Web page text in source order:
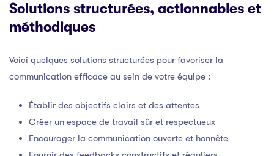
Solutions structurées, actionnables et
méthodiques
Voici quelques solutions structurées pour favoriser la
communication efficace au sein de votre équipe :
Établir des objectifs clairs et des attentes
Créer un espace de travail sûr et respectueux
Encourager la communication ouverte et honnête